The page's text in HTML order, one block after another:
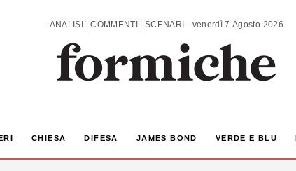
ANALISI | COMMENTI | SCENARI - venerdì 7 Agosto 2026
CHIESA DIFESA JAMES BOND VERDE E BLU